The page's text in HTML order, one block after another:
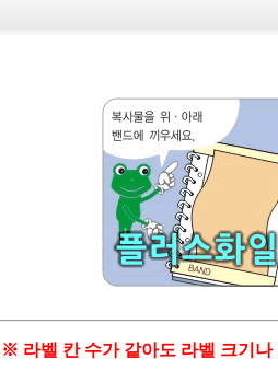
※ 라벨 칸 수가 같아도 라벨 크기나